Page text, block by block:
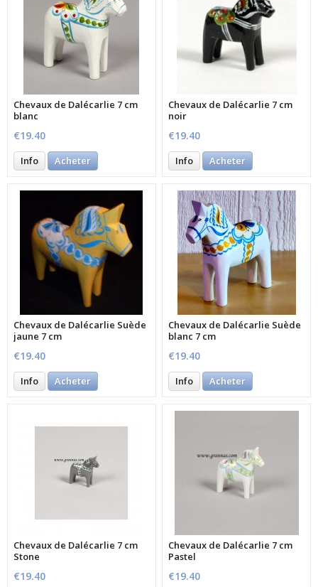
Chevaux de Dalécarlie 7 cm
blanc
€19.40
Info Acheter
Chevaux de Dalécarlie 7 cm
noir
€19.40
Info Acheter
Chevaux de Dalécarlie Suède
jaune 7 cm
€19.40
Info Acheter
Chevaux de Dalécarlie Suède
blanc 7 cm
€19.40
Info Acheter
Chevaux de Dalécarlie 7 cm
Stone
€19.40
Chevaux de Dalécarlie 7 cm
Pastel
€19.40